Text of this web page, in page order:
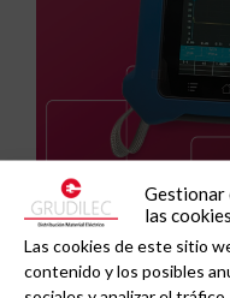
Gestionar
las cookies
Las cookies de este sitio
contenido y los posibles
GAESTOPAS
cuatro funciones
un